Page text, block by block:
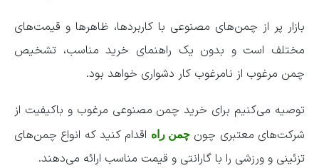
بازار پر از چمن‌های مصنوعی با کاربردها، ظاهرها و قیمت‌های
مختلف است و بدون یک راهنمای خرید مناسب، تشخیص
چمن مرغوب از نامرغوب کار دشواری خواهد بود.
توصیه می‌کنیم برای خرید چمن مصنوعی مرغوب و باکیفیت از
شرکت‌های معتبری چون چمن راه اقدام کنید که انواع چمن‌های
تزئینی و ورزشی را با گارانتی و قیمت مناسب ارائه می‌دهند.